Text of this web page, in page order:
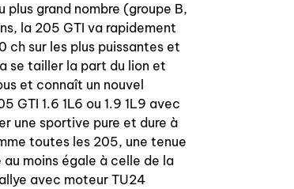
grand nombre (groupe B,
la 205 GTI va rapidement
ch sur les plus puissantes et
se tailler la part du lion et
et connaît un nouvel
GTI 1.6 1L6 ou 1.9 1L9 avec
une sportive pure et dure à
toutes les 205, une tenue
moins égale à celle de la
avec moteur TU24